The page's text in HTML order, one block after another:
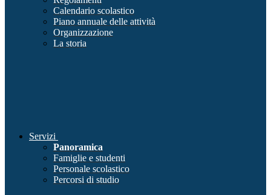
Calendario scolastico
Piano annuale delle attività
Organizzazione
La storia
Servizi
Panoramica
Famiglie e studenti
Personale scolastico
Percorsi di studio